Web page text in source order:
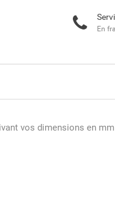
En
vos dimensions en mm